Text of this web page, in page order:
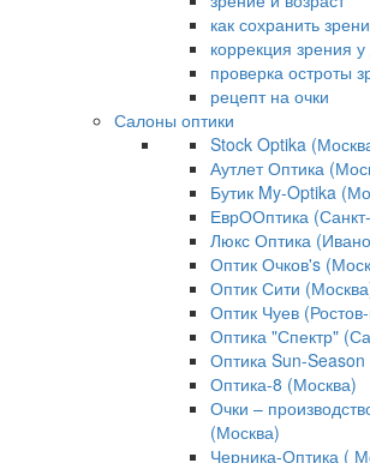
как сохранить
коррекция зрения у
проверка остроты
рецепт на очки
Салоны оптики
Stock Optika
Аутлет Оптика
Бутик My-Optika
ЕврООптика
Люкс Оптика
Оптик Очков's
Оптик Сити
Оптик Чуев
Оптика "Спектр"
Оптика Sun-
Оптика-8 (Москва)
Очки –
(Москва)
Черника-Оптика (